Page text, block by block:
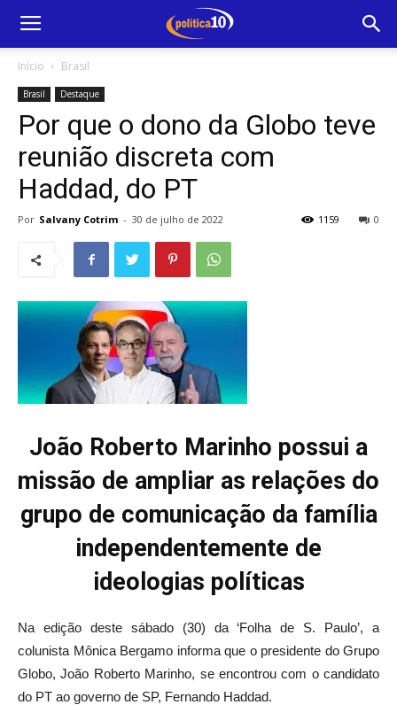
Início Brasil
Brasil Destaque
Por que o dono da Globo teve
reunião discreta com
Haddad, do PT
Por Salvany Cotrim - 30 de julho de 2022 0
1159
João Roberto Marinho possui a
missão de ampliar as relações do
grupo de comunicação da família
independentemente de
ideologias políticas
Na edição deste sábado (30) da ‘Folha de S. Paulo’, a
colunista Mônica Bergamo informa que o presidente do Grupo
Globo, João Roberto Marinho, se encontrou com o candidato
do PT ao governo de SP, Fernando Haddad.